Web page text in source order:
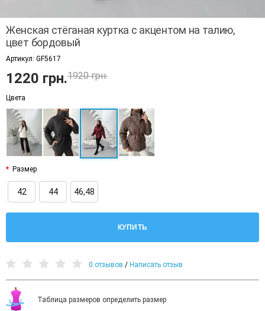
Женская стёганая куртка с акцентом на талию,
цвет бордовый
Артикул: GF5617
1220 грн.1920 грн.
Цвета
Размер
42 44 46,48
КУПИТЬ
0 отзывов / Написать отзыв
Таблица размеров определить размер